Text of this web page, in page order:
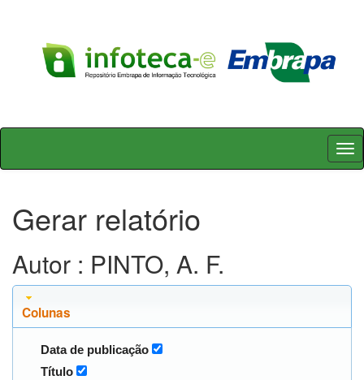
Skip
Gerar relatório
Autor : PINTO, A. F.
Colunas
Data de publicação
Título